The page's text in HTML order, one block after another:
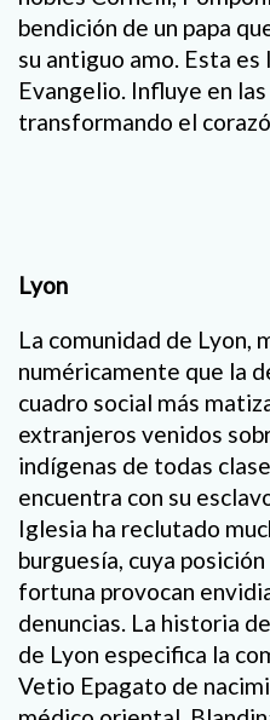
bendición de un papa
su antiguo amo. Esta
Evangelio. Influye en
transformando el
Lyon
La comunidad de Lyon,
numéricamente que la
cuadro social más
extranjeros venidos
indígenas de todas
encuentra con su
Iglesia ha reclutado
burguesía, cuya
fortuna provocan
denuncias. La historia
de Lyon especifica la
Vetio Epagato de